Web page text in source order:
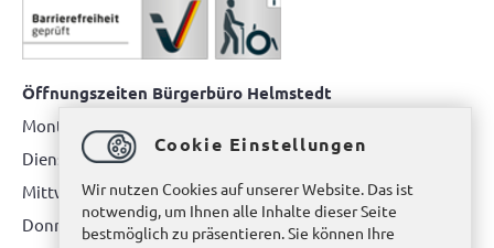
Öffnungszeiten Bürgerbüro Helmstedt
Montag: 08.00 bis 12.00 Uhr
Dienstag: 08.00 bis 12.00 Uhr & 15.00 Uhr bis 17.00 Uhr
Mittwoch: nur nach Terminvereinbarung
Donnerstag: 08.00 bis 12.00 Uhr & 14.00 Uhr bis 16.00 Uhr
Cookie Einstellungen
Wir nutzen Cookies auf unserer Website. Das ist
notwendig, um Ihnen alle Inhalte dieser Seite
bestmöglich zu präsentieren. Sie können Ihre